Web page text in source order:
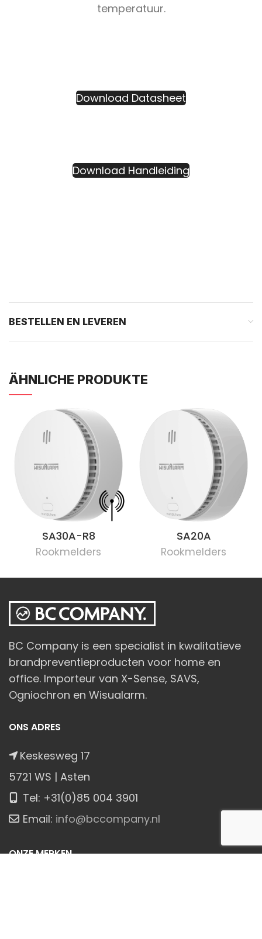
temperatuur.
Download Datasheet
Download Handleiding
BESTELLEN EN LEVEREN
ÄHNLICHE PRODUKTE
SA30A-R8
Rookmelders
SA20A
Rookmelders
BC Company is een specialist in kwalitatieve
brandpreventieproducten voor home en
office. Importeur van X-Sense, SAVS,
Ogniochron en Wisualarm.
ONS ADRES
Keskesweg 17
5721 WS | Asten
Tel: +31(0)85 004 3901
Email: info@bccompany.nl
ONZE MERKEN